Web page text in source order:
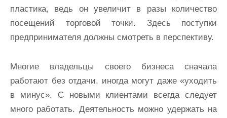
пластика, ведь он увеличит в разы количество
посещений торговой точки. Здесь поступки
предпринимателя должны смотреть в перспективу.
Многие владельцы своего бизнеса сначала
работают без отдачи, иногда могут даже «уходить
в минус». С новыми клиентами всегда следует
много работать. Деятельность можно удержать на